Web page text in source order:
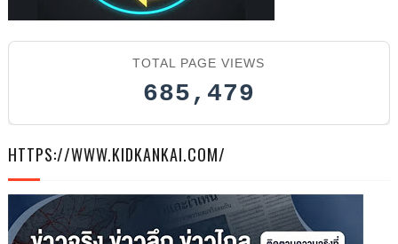
TOTAL PAGE VIEWS
685,479
HTTPS://WWW.KIDKANKAI.COM/